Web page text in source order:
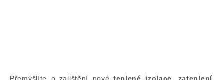
Přemýšlíte o zajištění nové teplené izolace
zateplení